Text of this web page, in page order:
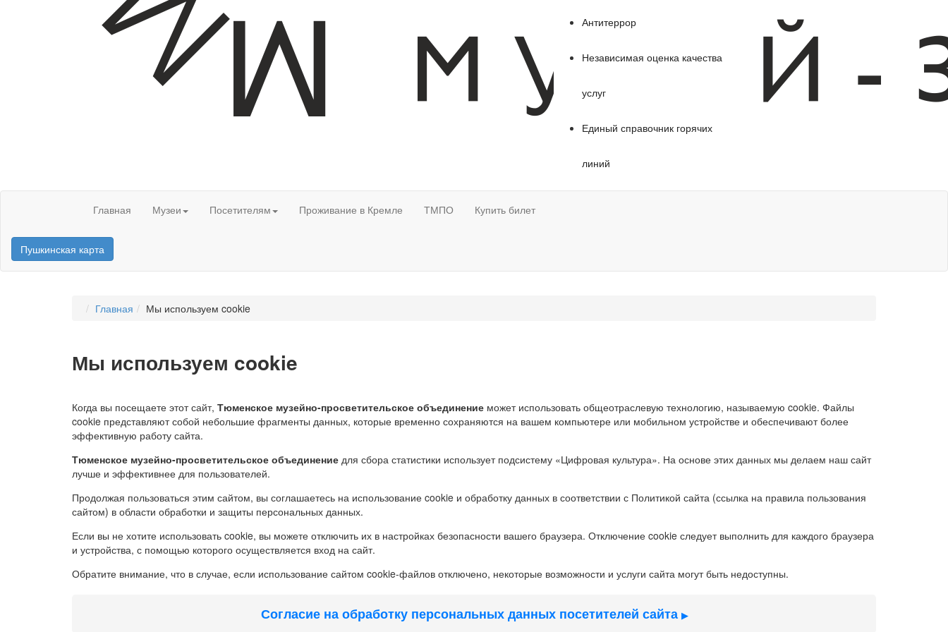
Антитеррор
Независимая оценка качества
услуг
Единый справочник горячих
линий
Главная Музеи Посетителям Проживание в Кремле ТМПО Купить билет
Пушкинская карта
Главная Мы используем cookie
Мы используем cookie
Когда вы посещаете этот сайт, Тюменское музейно-просветительское объединение может использовать общеотраслевую технологию, называемую cookie. Файлы
cookie представляют собой небольшие фрагменты данных, которые временно сохраняются на вашем компьютере или мобильном устройстве и обеспечивают более
эффективную работу сайта.
Тюменское музейно-просветительское объединение для сбора статистики использует подсистему «Цифровая культура». На основе этих данных мы делаем наш сайт
лучше и эффективнее для пользователей.
Продолжая пользоваться этим сайтом, вы соглашаетесь на использование cookie и обработку данных в соответствии с Политикой сайта (ссылка на правила пользования
сайтом) в области обработки и защиты персональных данных.
Если вы не хотите использовать cookie, вы можете отключить их в настройках безопасности вашего браузера. Отключение cookie следует выполнить для каждого браузера
и устройства, с помощью которого осуществляется вход на сайт.
Обратите внимание, что в случае, если использование сайтом cookie-файлов отключено, некоторые возможности и услуги сайта могут быть недоступны.
Согласие на обработку персональных данных посетителей сайта